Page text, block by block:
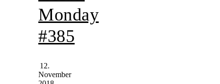
Monday
#385
12.
November